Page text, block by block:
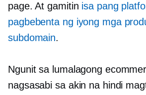
page. At gamitin isa pang
pagbebenta ng iyong mga
subdomain.
Ngunit sa lumalagong
nagsasabi sa akin na hindi